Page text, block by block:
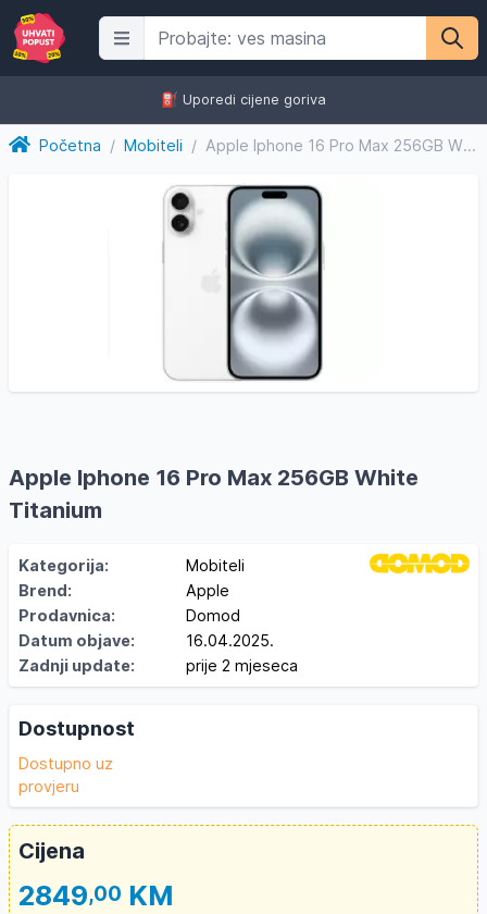
⛽️ Uporedi cijene goriva
Početna / Mobiteli / Apple Iphone 16 Pro Max 256GB White Titanium
Apple Iphone 16 Pro Max 256GB White
Titanium
Kategorija:
Mobiteli
Brend:
Apple
Prodavnica:
Domod
Datum objave:
16.04.2025.
Zadnji update:
prije 2 mjeseca
Dostupnost
Dostupno uz
provjeru
Cijena
2849,00 KM